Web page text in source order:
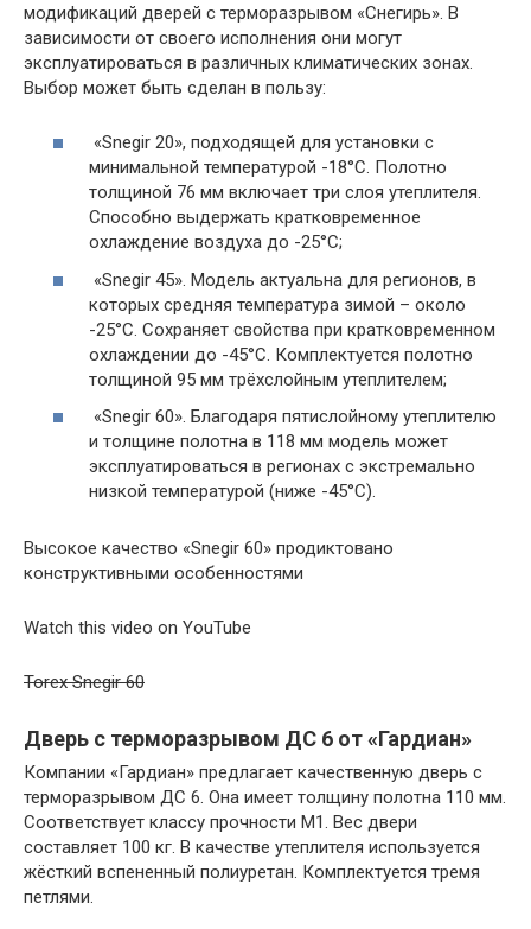
модификаций дверей с терморазрывом «Снегирь». В
зависимости от своего исполнения они могут
эксплуатироваться в различных климатических зонах.
Выбор может быть сделан в пользу:
«Snegir 20», подходящей для установки с
минимальной температурой -18°C. Полотно
толщиной 76 мм включает три слоя утеплителя.
Способно выдержать кратковременное
охлаждение воздуха до -25°C;
«Snegir 45». Модель актуальна для регионов, в
которых средняя температура зимой – около
-25°C. Сохраняет свойства при кратковременном
охлаждении до -45°C. Комплектуется полотно
толщиной 95 мм трёхслойным утеплителем;
«Snegir 60». Благодаря пятислойному утеплителю
и толщине полотна в 118 мм модель может
эксплуатироваться в регионах с экстремально
низкой температурой (ниже -45°C).
Высокое качество «Snegir 60» продиктовано
конструктивными особенностями
Watch this video on YouTube
Torex Snegir 60
Дверь с терморазрывом ДС 6 от «Гардиан»
Компании «Гардиан» предлагает качественную дверь с
терморазрывом ДС 6. Она имеет толщину полотна 110 мм.
Соответствует классу прочности М1. Вес двери
составляет 100 кг. В качестве утеплителя используется
жёсткий вспененный полиуретан. Комплектуется тремя
петлями.